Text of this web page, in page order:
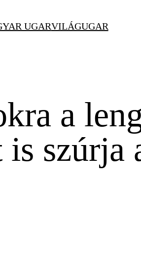
UGARVILÁGUGAR
a
szúrja